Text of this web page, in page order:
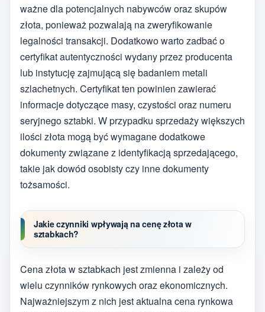
ważne dla potencjalnych nabywców oraz skupów
złota, ponieważ pozwalają na zweryfikowanie
legalności transakcji. Dodatkowo warto zadbać o
certyfikat autentyczności wydany przez producenta
lub instytucję zajmującą się badaniem metali
szlachetnych. Certyfikat ten powinien zawierać
informacje dotyczące masy, czystości oraz numeru
seryjnego sztabki. W przypadku sprzedaży większych
ilości złota mogą być wymagane dodatkowe
dokumenty związane z identyfikacją sprzedającego,
takie jak dowód osobisty czy inne dokumenty
tożsamości.
Jakie czynniki wpływają na cenę złota w
sztabkach?
Cena złota w sztabkach jest zmienna i zależy od
wielu czynników rynkowych oraz ekonomicznych.
Najważniejszym z nich jest aktualna cena rynkowa